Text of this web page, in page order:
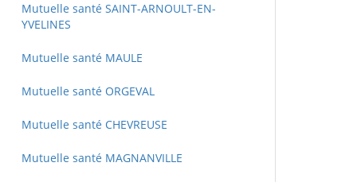
Mutuelle santé SAINT-ARNOULT-EN-
YVELINES
Mutuelle santé MAULE
Mutuelle santé ORGEVAL
Mutuelle santé CHEVREUSE
Mutuelle santé MAGNANVILLE